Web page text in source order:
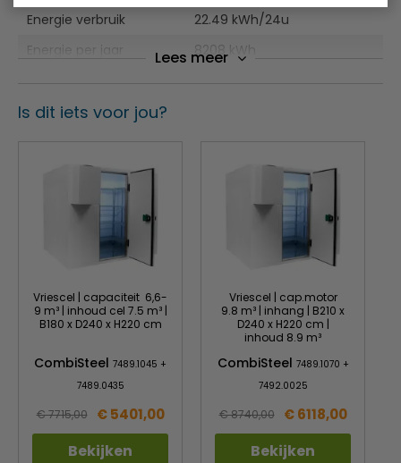
Plug-in - Gebruiksklaar na montage
Veel aanpassingsmogelijkheden
Gemakkelijke toegang tot producten
120 mm paneelisolatie
Energie verbruik
22.49 kWh/24u
Energie per jaar
8208 kWh
Buiten maten BxDxH
1200 x 1500 x 2200 mm
Lees meer
Is dit iets voor jou?
Vriescel | capaciteit 6,6-
9 m³ | inhoud cel 7.5 m³ |
B180 x D240 x H220 cm
CombiSteel 7489.1045 +
7489.0435
€ 7715,00 € 5401,00
Bekijken
Vriescel | cap.motor
9.8 m³ | inhang | B210 x
D240 x H220 cm |
inhoud 8.9 m³
CombiSteel 7489.1070 +
7492.0025
€ 8740,00 € 6118,00
Bekijken